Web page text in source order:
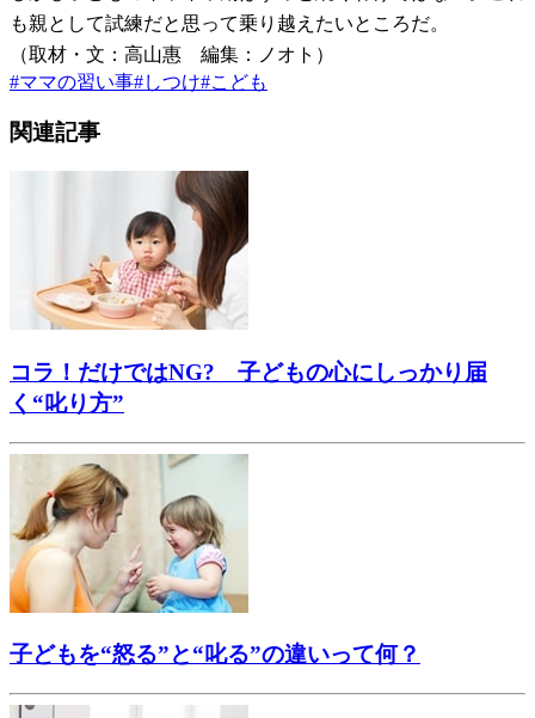
も親として試練だと思って乗り越えたいところだ。
（取材・文：高山惠 編集：ノオト）
#ママの習い事#しつけ#こども
関連記事
コラ！だけではNG? 子どもの心にしっかり届
く“叱り方”
子どもを“怒る”と“叱る”の違いって何？